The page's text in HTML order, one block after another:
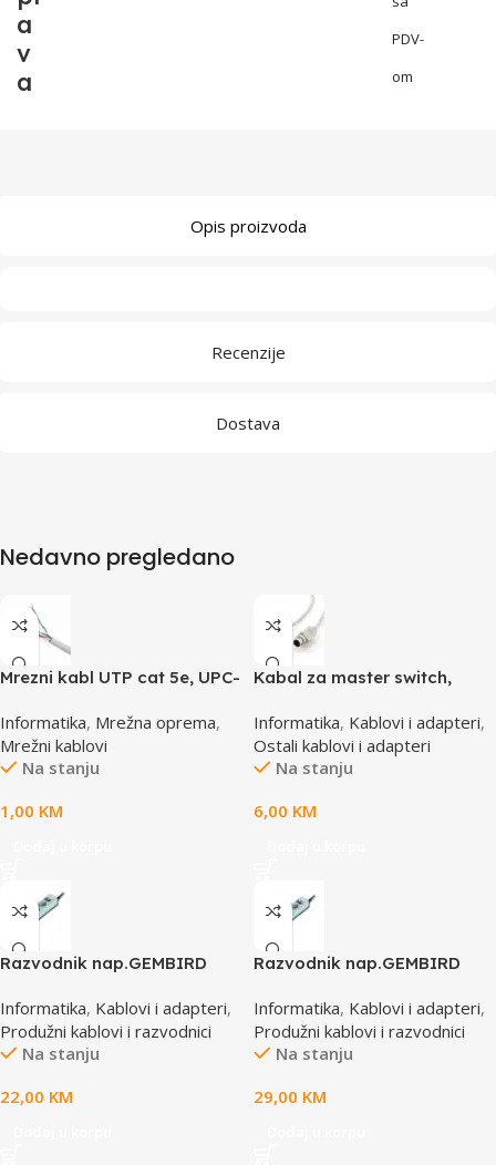
a
v
a
PDV-
om
Opis proizvoda
Recenzije
Dostava
Nedavno pregledano
Mrezni kabl UTP cat 5e, UPC-
Informatika, Mrežna oprema,
Mrežni kablovi
Na stanju
1,00 KM
Kabal za master switch,
GEMBIRD
Informatika, Kablovi i adapteri,
Ostali kablovi i adapteri
Na stanju
6,00 KM
Razvodnik nap.GEMBIRD
prekidač, 1,8M, osigurač,
prenaponska zaštita
Informatika, Kablovi i adapteri,
Produžni kablovi i razvodnici
Na stanju
22,00 KM
Razvodnik nap.GEMBIRD
prekidac, 4,5m, osigurač,
prenaponska zaštita
Informatika, Kablovi i adapteri,
Produžni kablovi i razvodnici
Na stanju
29,00 KM